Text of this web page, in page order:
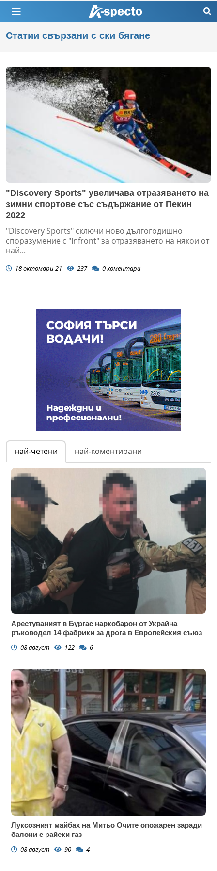
Статии свързани с ски бягане
"Discovery Sports" увеличава отразяването на
зимни спортове със съдържание от Пекин
2022
"Discovery Sports" сключи ново дългогодишно
споразумение с "Infront" за отразяването на някои от
най...
18 октомври 21 237 0коментара
най-четени най-коментирани
Арестуваният в Бургас наркобарон от Украйна
ръководел 14 фабрики за дрога в Европейския съюз
08 август 122 6
Луксозният майбах на Митьо Очите опожарен заради
балони с райски газ
08 август 90 4